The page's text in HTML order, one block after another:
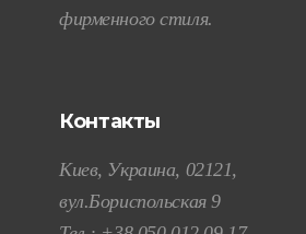
фирменного стиля.
Контакты
Киев, Украина, 02121,
вул.Бориспольская 9